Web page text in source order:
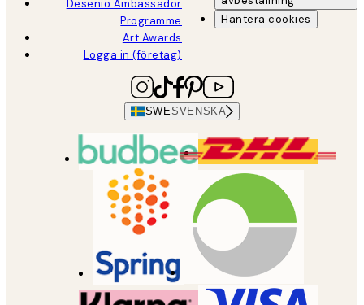
Desenio Ambassador
Programme
Art Awards
Logga in (företag)
Hantera cookies
SWESVENSKA